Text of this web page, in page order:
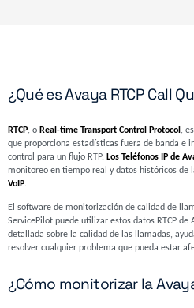
¿Qué es Avaya RTCP Call
RTCP, o Real-time Transport Control Protocol ,
que proporciona estadísticas fuera de banda e
control para un flujo RTP. Los Teléfonos IP de
monitoreo en tiempo real y datos históricos de
VoIP.
El software de monitorización de calidad de
ServicePilot puede utilizar estos datos RTCP
detallada sobre la calidad de las llamadas,
resolver cualquier problema que pueda estar
¿Cómo monitorizar la